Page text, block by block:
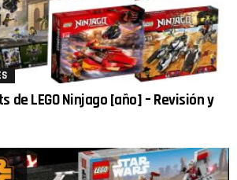
de LEGO Ninjago [año] – Revisión y